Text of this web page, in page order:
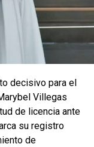
decisivo para el
Villegas
de licencia ante
su registro
de